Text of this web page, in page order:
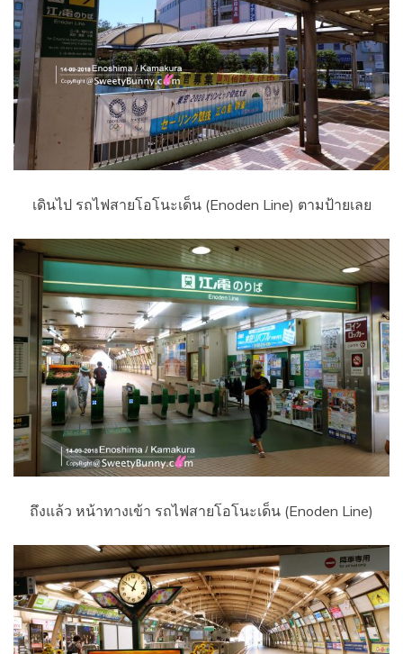
เดินไป รถไฟสายโอโนะเด็น (Enoden Line) ตามป้ายเลย
ถึงแล้ว หน้าทางเข้า รถไฟสายโอโนะเด็น (Enoden Line)